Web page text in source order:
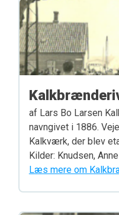
af Lars Bo Larsen
navngivet i 1886.
Kalkværk, der blev
Kilder: Knudsen,
Læs mere om